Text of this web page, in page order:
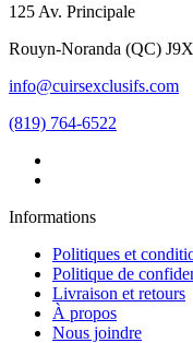
125 Av. Principale
Rouyn-Noranda (QC)
info@cuirsexclusifs.com
(819) 764-6522
Informations
Politiques et
Politique de
Livraison et retours
À propos
Nous joindre